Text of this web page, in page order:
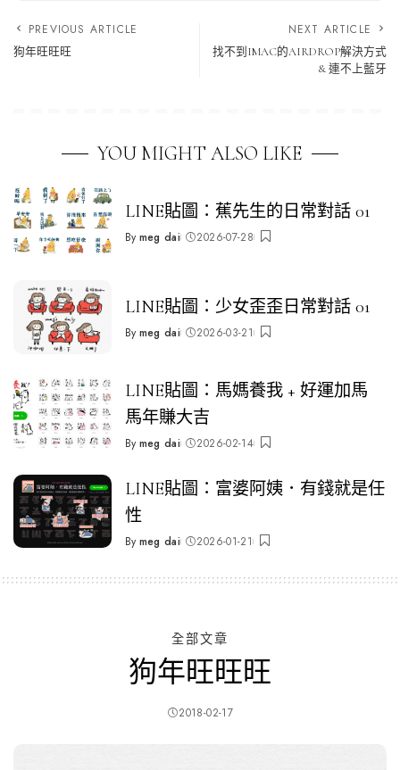
PREVIOUS ARTICLE
狗年旺旺旺
NEXT ARTICLE
找不到IMAC的AIRDROP解決方式
& 連不上藍牙
YOU MIGHT ALSO LIKE
LINE貼圖：蕉先生的日常對話 01
Posted
By meg dai 2026-07-28
LINE貼圖：少女歪歪日常對話 01
Posted
By meg dai 2026-03-21
LINE貼圖：馬媽養我 + 好運加馬
馬年賺大吉
Posted
By meg dai 2026-02-14
LINE貼圖：富婆阿姨．有錢就是任
性
Posted
By meg dai 2026-01-21
全部文章
狗年旺旺旺
2018-02-17